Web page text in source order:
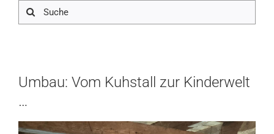
Suche
nach:
Umbau: Vom Kuhstall zur Kinderwelt
…